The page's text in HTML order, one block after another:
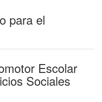
para el
Escolar
Sociales